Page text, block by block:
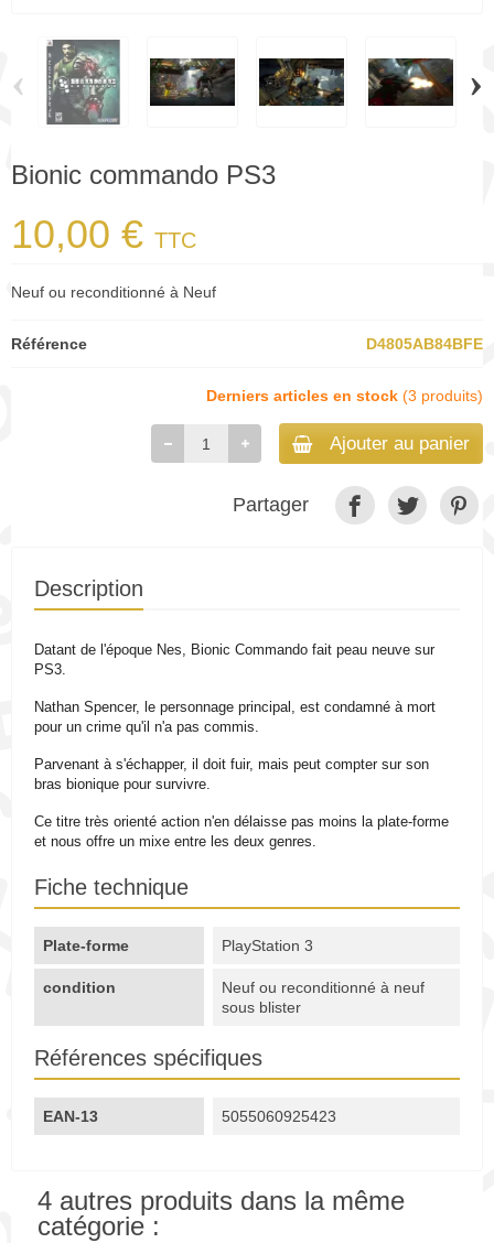
‹ ›
Bionic commando PS3
10,00 € TTC
Neuf ou reconditionné à Neuf
Référence D4805AB84BFE
Derniers articles en stock (3 produits)
Ajouter au panier
Partager
Description
Datant de l'époque Nes, Bionic Commando fait peau neuve sur
PS3.
Nathan Spencer, le personnage principal, est condamné à mort
pour un crime qu'il n'a pas commis.
Parvenant à s'échapper, il doit fuir, mais peut compter sur son
bras bionique pour survivre.
Ce titre très orienté action n'en délaisse pas moins la plate-forme
et nous offre un mixe entre les deux genres.
Fiche technique
Plate-forme PlayStation 3
condition
Neuf ou reconditionné à neuf
sous blister
Références spécifiques
EAN-13 5055060925423
4 autres produits dans la même
catégorie :